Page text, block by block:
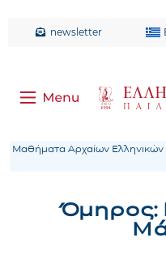
newsletter
Μαθήματα Αρχαίων Ελληνικών
Όμηρος: